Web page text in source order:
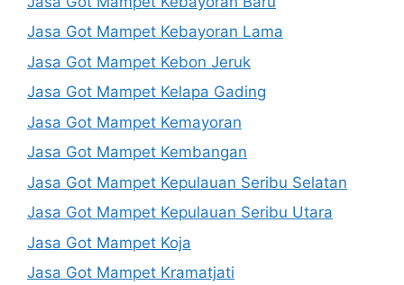
Jasa Got Mampet Kebayoran Lama
Jasa Got Mampet Kebon Jeruk
Jasa Got Mampet Kelapa Gading
Jasa Got Mampet Kemayoran
Jasa Got Mampet Kembangan
Jasa Got Mampet Kepulauan Seribu Selatan
Jasa Got Mampet Kepulauan Seribu Utara
Jasa Got Mampet Koja
Jasa Got Mampet Kramatjati